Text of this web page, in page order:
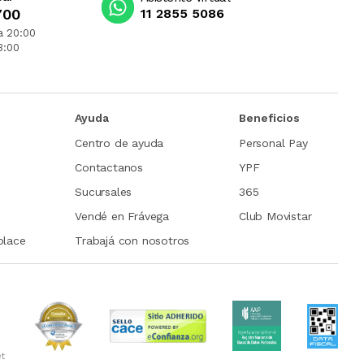
20:00
11 2855 5086
Ayuda
Centro de ayuda
Contactanos
Sucursales
Vendé en Frávega
Trabajá con nosotros
Beneficios
Personal Pay
YPF
365
Club Movistar